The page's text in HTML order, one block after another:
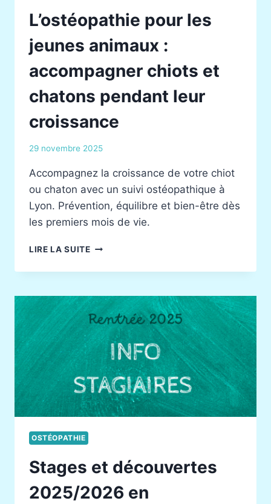
L’ostéopathie pour les
jeunes animaux :
accompagner chiots et
chatons pendant leur
croissance
29 novembre 2025
Accompagnez la croissance de votre chiot
ou chaton avec un suivi ostéopathique à
Lyon. Prévention, équilibre et bien-être dès
les premiers mois de vie.
LIRE LA SUITE L’OSTÉOPATHIE
LES
ANIMAUX
:
ACCOMPAGNER
CHIOTS
ET
CHATONS
PENDANT
LEUR
CROISSANCE
OSTÉOPATHIE
Stages et découvertes
2025/2026 en